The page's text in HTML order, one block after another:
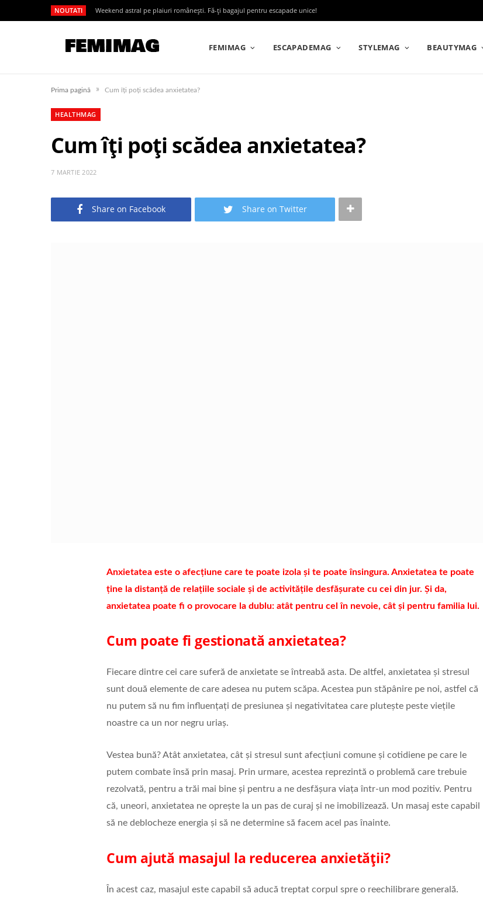
NOUTATI Weekend astral pe plaiuri românești. Fă-ți bagajul pentru escapade unice!
FEMIMAG ESCAPADEMAG STYLEMAG BEAUTYMAG
Prima pagină » Cum îți poți scădea anxietatea?
HEALTHMAG
Cum îți poți scădea anxietatea?
7 MARTIE 2022
Share on Facebook Share on Twitter
Anxietatea este o afecțiune care te poate izola și te poate însingura. Anxietatea te poate
ține la distanță de relațiile sociale și de activitățile desfășurate cu cei din jur. Și da,
anxietatea poate fi o provocare la dublu: atât pentru cel în nevoie, cât și pentru familia lui.
Cum poate fi gestionată anxietatea?
Fiecare dintre cei care suferă de anxietate se întreabă asta. De altfel, anxietatea și stresul
sunt două elemente de care adesea nu putem scăpa. Acestea pun stăpânire pe noi, astfel că
nu putem să nu fim influențați de presiunea și negativitatea care plutește peste viețile
noastre ca un nor negru uriaș.
Vestea bună? Atât anxietatea, cât și stresul sunt afecțiuni comune și cotidiene pe care le
putem combate însă prin masaj. Prin urmare, acestea reprezintă o problemă care trebuie
rezolvată, pentru a trăi mai bine și pentru a ne desfășura viața într-un mod pozitiv. Pentru
că, uneori, anxietatea ne oprește la un pas de curaj și ne imobilizează. Un masaj este capabil
să ne deblocheze energia și să ne determine să facem acel pas înainte.
Cum ajută masajul la reducerea anxietății?
În acest caz, masajul este capabil să aducă treptat corpul spre o reechilibrare generală.